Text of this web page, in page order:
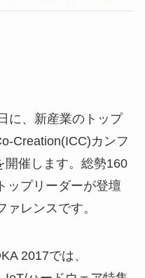
に、新産業のトップ
Creation(ICC)カンフ
開催します。総勢160
ップリーダーが登壇
レンスです。
2017では、